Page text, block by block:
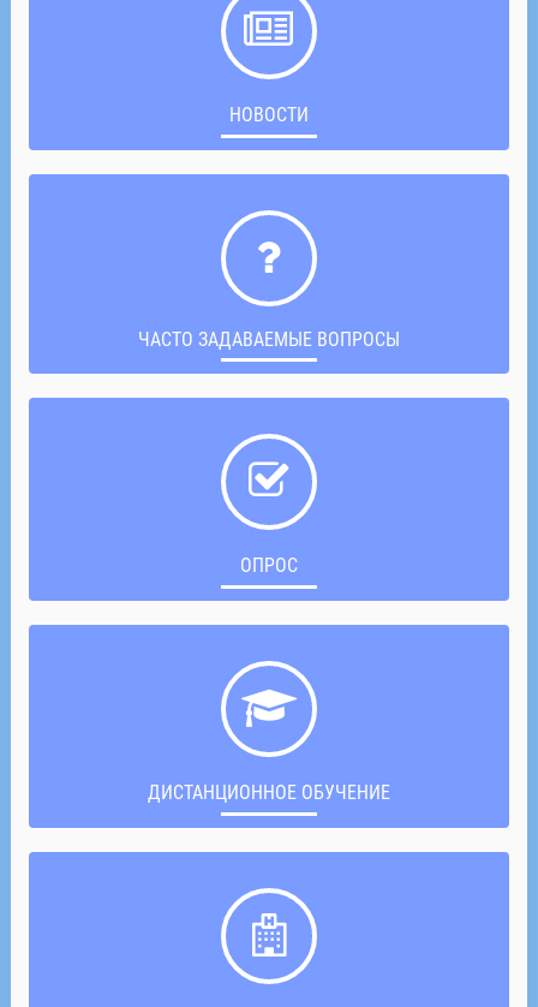
НОВОСТИ
ЧАСТО ЗАДАВАЕМЫЕ ВОПРОСЫ
ОПРОС
ДИСТАНЦИОННОЕ ОБУЧЕНИЕ